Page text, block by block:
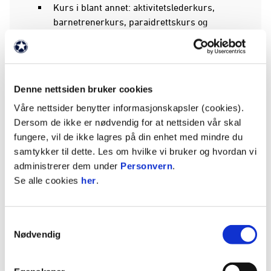
Denne nettsiden bruker cookies
Våre nettsider benytter informasjonskapsler (cookies).
Dersom de ikke er nødvendig for at nettsiden vår skal
fungere, vil de ikke lagres på din enhet med mindre du
samtykker til dette. Les om hvilke vi bruker og hvordan vi
administrerer dem under Personvern.
Se alle cookies her.
Nødvendig
Kurs i blant annet: aktivitetslederkurs,
barnetrenerkurs, paraidrettskurs og
Ungdom som viser engasjement, vilje og
videreutdanning innen idretten de ønsker å
fordype seg i
Muligheter for deltidsarbeid eller andre
roller som ressurspersoner i
lokalsamfunnet
SpareBank 1, Rolvsøy IF, Padelsenter Fredrikstad,
Friskis & Svettis, Selbak TIF, Viken Idrettskrets,
NFF Østfold, Områdesatsning Fredrikstad,
kommune, Forebyggende enhet i Politiet,